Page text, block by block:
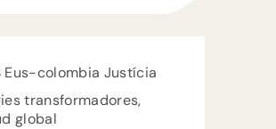
Justícia
transformadores,
global